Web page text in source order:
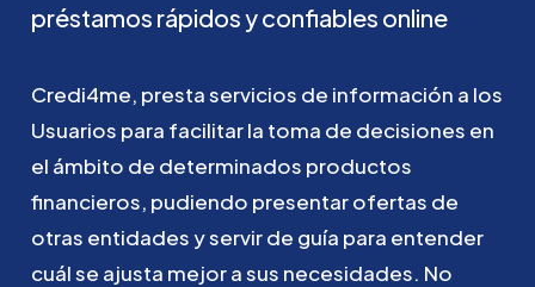
préstamos rápidosyconfiables online
Credi4me, prestaservicios de información a los
Usuarios para facilitarla toma de decisiones en
el ámbito de determinados productos
financieros, pudiendo presentarofertas de
otras entidadesyservirde guía para entender
cuálse ajusta mejorasus necesidades. No